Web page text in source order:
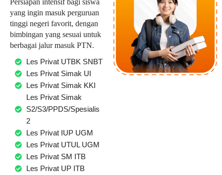
yang ingin masuk perguruan
tinggi negeri favorit, dengan
bimbingan yang sesuai untuk
berbagai jalur masuk PTN.
Les Privat UTBK SNBT
Les Privat Simak UI
Les Privat Simak KKI
Les Privat Simak
S2/S3/PPDS/Spesialis
2
Les Privat IUP UGM
Les Privat UTUL UGM
Les Privat SM ITB
Les Privat UP ITB